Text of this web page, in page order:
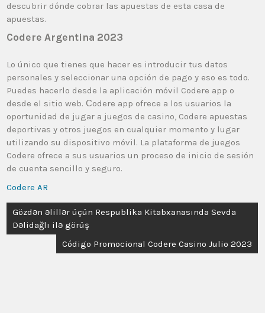
descubrir dónde cobrar las apuestas de esta casa de
apuestas.
Codere Argentina 2023
Lo único que tienes que hacer es introducir tus datos
personales y seleccionar una opción de pago y eso es todo.
Puedes hacerlo desde la aplicación móvil Codere app o
desde el sitio web. Сodere app ofrece a los usuarios la
oportunidad de jugar a juegos de casino, Codere apuestas
deportivas y otros juegos en cualquier momento y lugar
utilizando su dispositivo móvil. La plataforma de juegos
Codere ofrece a sus usuarios un proceso de inicio de sesión
de cuenta sencillo y seguro.
Codere AR
Gözdən əlillər üçün Respublika Kitabxanasında Sevda
Dəlidağlı ilə görüş
Código Promocional Codere Casino Julio 2023